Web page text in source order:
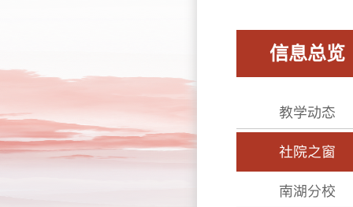
信息总览
教学动态
社院之窗
南湖分校